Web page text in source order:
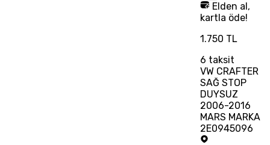
Elden al,
kartla öde!
1.750 TL
6 taksit
VW CRAFTER
SAĞ STOP
DUYSUZ
2006-2016
MARS MARKA
2E0945096